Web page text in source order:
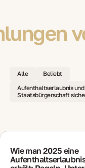
Alle
Beliebt
Aufenthaltserlaubnis und
Staatsbürgerschaft
Wie man 2025 eine